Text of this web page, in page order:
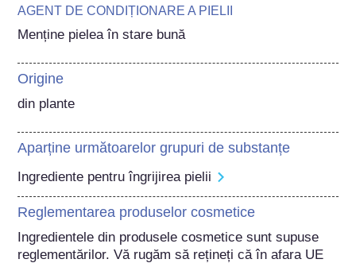
AGENT DE CONDIȚIONARE A PIELII
Menține pielea în stare bună
Origine
din plante
Aparține următoarelor grupuri de substanțe
Ingrediente pentru îngrijirea pielii
Reglementarea produselor cosmetice
Ingredientele din produsele cosmetice sunt supuse
reglementărilor. Vă rugăm să rețineți că în afara UE